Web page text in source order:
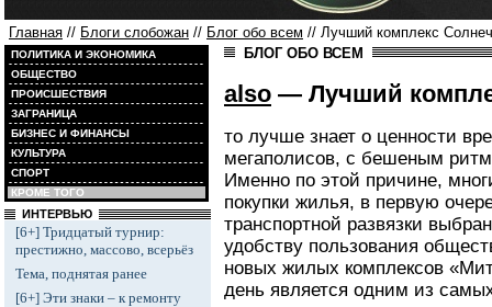
Главная // Блоги слобожан // Блог обо всем // Лучший комплекс
ПОЛИТИКА И ЭКОНОМИКА
ОБЩЕСТВО
ПРОИСШЕСТВИЯ
ЗАГРАНИЦА
БИЗНЕС И ФИНАНСЫ
КУЛЬТУРА
СПОРТ
КРОМЕ ТОГО
ИНТЕРВЬЮ
[6+] Тридцатый турнир:
престижно, массово, всерьёз
Тема, поднятая ранее
[6+] Эти знаки – к ремонту
БЛОГ ОБО ВСЕМ
also — Лучший
то лучше знает о ценности
мегаполисов, с бешеным
Именно по этой причине,
покупки жилья, в первую
транспортной развязки
удобству пользования
новых жилых комплексов
день является одним из